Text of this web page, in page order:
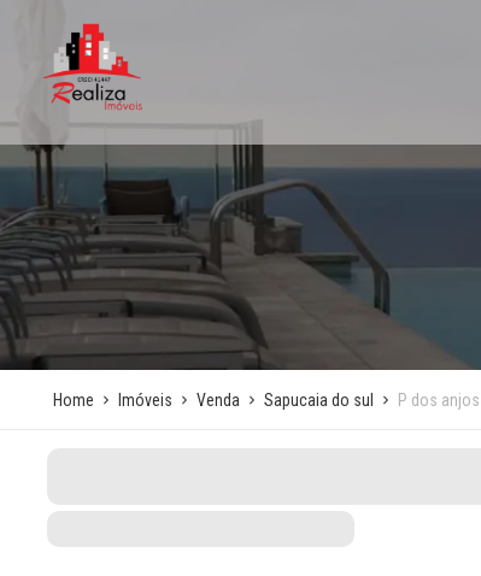
Home Imóveis Venda Sapucaia do sul P dos anjos